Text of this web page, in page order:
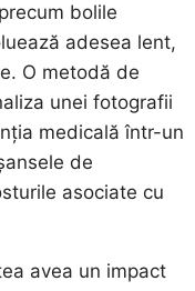
bolile
adesea lent,
O metodă de
unei fotografii
medicală într-un
de
asociate cu
avea un impact